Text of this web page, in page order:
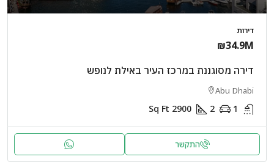
דירות
₪34.9M
דירה מסוגננת במרכז העיר באילת לנופש
Abu Dhabi
1
2
2900
Sq Ft
התקשר